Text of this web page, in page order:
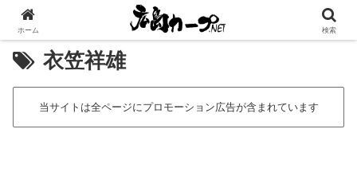
[広告]
衣笠祥雄
当サイトは全ページにプロモーション広告が含まれています
ホーム 検索